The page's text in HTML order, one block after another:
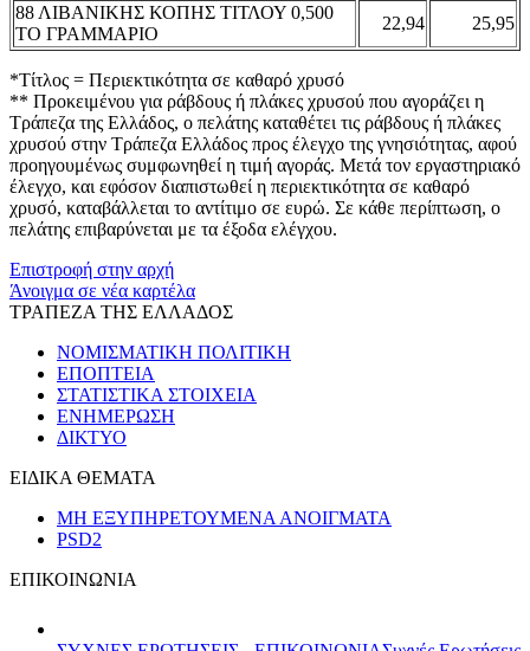
88 ΛΙΒΑΝΙΚΗΣ ΚΟΠΗΣ ΤΙΤΛΟΥ 0,500
ΤΟ ΓΡΑΜΜΑΡΙΟ
22,94 25,95
*Τίτλος = Περιεκτικότητα σε καθαρό χρυσό
** Προκειμένου για ράβδους ή πλάκες χρυσού που αγοράζει η
Τράπεζα της Ελλάδος, ο πελάτης καταθέτει τις ράβδους ή πλάκες
χρυσού στην Τράπεζα Ελλάδος προς έλεγχο της γνησιότητας, αφού
προηγουμένως συμφωνηθεί η τιμή αγοράς. Μετά τον εργαστηριακό
έλεγχο, και εφόσον διαπιστωθεί η περιεκτικότητα σε καθαρό
χρυσό, καταβάλλεται το αντίτιμο σε ευρώ. Σε κάθε περίπτωση, ο
πελάτης επιβαρύνεται με τα έξοδα ελέγχου.
Επιστροφή στην αρχή
Άνοιγμα σε νέα καρτέλα
ΤΡΑΠΕΖΑ ΤΗΣ ΕΛΛΑΔΟΣ
ΝΟΜΙΣΜΑΤΙΚΗ ΠΟΛΙΤΙΚΗ
ΕΠΟΠΤΕΙΑ
ΣΤΑΤΙΣΤΙΚΑ ΣΤΟΙΧΕΙΑ
ΕΝΗΜΕΡΩΣΗ
ΔΙΚΤΥΟ
ΕΙΔΙΚΑ ΘΕΜΑΤΑ
ΜΗ ΕΞΥΠΗΡΕΤΟΥΜΕΝΑ ΑΝΟΙΓΜΑΤΑ
PSD2
ΕΠΙΚΟΙΝΩΝΙΑ